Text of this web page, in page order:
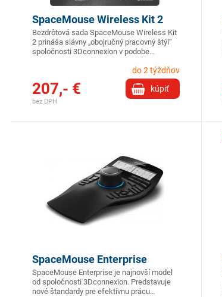
SpaceMouse Wireless Kit 2
Bezdrôtová sada SpaceMouse Wireless Kit
2 prináša slávny „obojručný pracovný štýl“
spoločnosti 3Dconnexion v podobe…
do 2 týždňov
kúpiť
207,- €
bez DPH
SpaceMouse Enterprise
SpaceMouse Enterprise je najnovší model
od spoločnosti 3Dconnexion. Predstavuje
nové štandardy pre efektívnu prácu…